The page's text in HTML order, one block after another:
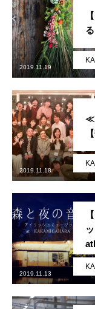
かかみがはら暮ら
2019.11.19
≪
2019.11.18
2019.11.13